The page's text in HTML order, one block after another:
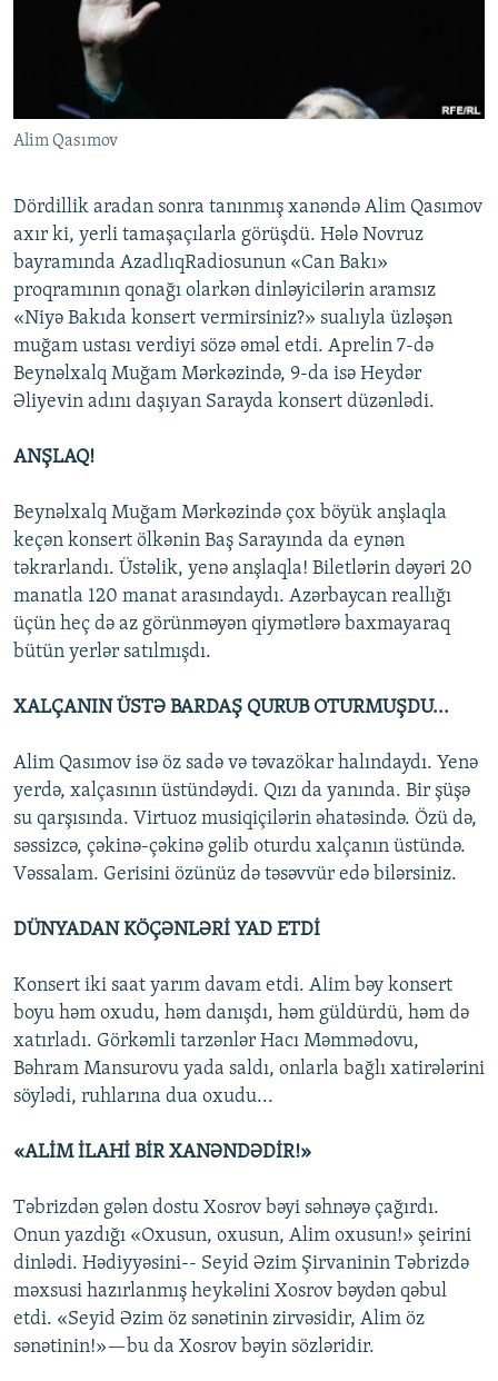
İNFOQRAFIKA
KARIKATURA
AZƏRBAYCAN ƏDƏBIYYATI KITABXANASI
İSLAM VƏ DEMOKRATIYA
İZ - MƏDƏNIYYƏT PROQRAMI
MISSIYAMIZ
PEŞƏ ETIKASI VƏ JURNALISTIKA STANDARTLARIMIZ
MATERIALLARIMIZDAN ISTIFADƏ
AZADLIQRADIOSU MOBIL TELEFONUNUZDA
XƏBƏR BÜLLETENLƏRIMIZ
RFE/RL-in bütün saytları
Alim Qasımov
Dördillik aradan sonra tanınmış xanəndə Alim Qasımov
axır ki, yerli tamaşaçılarla görüşdü. Hələ Novruz
bayramında AzadlıqRadiosunun «Can Bakı»
proqramının qonağı olarkən dinləyicilərin aramsız
«Niyə Bakıda konsert vermirsiniz?» sualıyla üzləşən
muğam ustası verdiyi sözə əməl etdi. Aprelin 7-də
Beynəlxalq Muğam Mərkəzində, 9-da isə Heydər
Əliyevin adını daşıyan Sarayda konsert düzənlədi.
ANŞLAQ!
Beynəlxalq Muğam Mərkəzində çox böyük anşlaqla
keçən konsert ölkənin Baş Sarayında da eynən
təkrarlandı. Üstəlik, yenə anşlaqla! Biletlərin dəyəri 20
manatla 120 manat arasındaydı. Azərbaycan reallığı
üçün heç də az görünməyən qiymətlərə baxmayaraq
bütün yerlər satılmışdı.
XALÇANIN ÜSTƏ BARDAŞ QURUB OTURMUŞDU...
Alim Qasımov isə öz sadə və təvazökar halındaydı. Yenə
yerdə, xalçasının üstündəydi. Qızı da yanında. Bir şüşə
su qarşısında. Virtuoz musiqiçilərin əhatəsində. Özü də,
səssizcə, çəkinə-çəkinə gəlib oturdu xalçanın üstündə.
Vəssalam. Gerisini özünüz də təsəvvür edə bilərsiniz.
DÜNYADAN KÖÇƏNLƏRİ YAD ETDİ
Konsert iki saat yarım davam etdi. Alim bəy konsert
boyu həm oxudu, həm danışdı, həm güldürdü, həm də
xatırladı. Görkəmli tarzənlər Hacı Məmmədovu,
Bəhram Mansurovu yada saldı, onlarla bağlı xatirələrini
söylədi, ruhlarına dua oxudu...
«ALİM İLAHİ BİR XANƏNDƏDİR!»
Təbrizdən gələn dostu Xosrov bəyi səhnəyə çağırdı.
Onun yazdığı «Oxusun, oxusun, Alim oxusun!» şeirini
dinlədi. Hədiyyəsini-- Seyid Əzim Şirvaninin Təbrizdə
məxsusi hazırlanmış heykəlini Xosrov bəydən qəbul
etdi. «Seyid Əzim öz sənətinin zirvəsidir, Alim öz
sənətinin!»—bu da Xosrov bəyin sözləridir.